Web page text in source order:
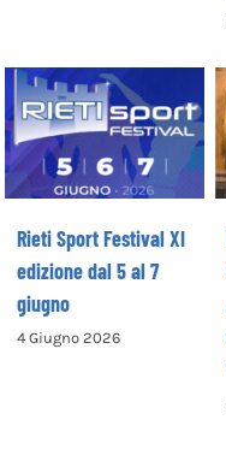
Rieti Sport
Festival XI
edizione dal 5 al
7 giugno
Rieti Sport Festival XI
edizione dal 5 al 7
giugno
4 Giugno 2026